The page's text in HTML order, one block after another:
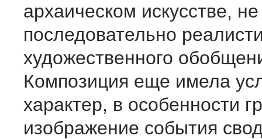
архаическом искусстве,
последовательно
художественного
Композиция еще имела
характер, в особенности
изображение события